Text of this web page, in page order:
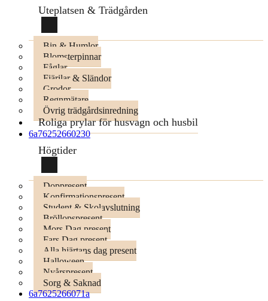
Uteplatsen & Trädgården
Bin & Humlor
Blomsterpinnar
Fåglar
Fjärilar & Sländor
Grodor
Regnmätare
Övrig trädgårdsinredning
Roliga prylar för husvagn och husbil
6a76252660230
Högtider
Doppresent
Konfirmationspresent
Student & Skolavslutning
Bröllopspresent
Mors Dag present
Fars Dag present
Alla hjärtans dag present
Halloween
Nyårspresent
Sorg & Saknad
6a7625266071a